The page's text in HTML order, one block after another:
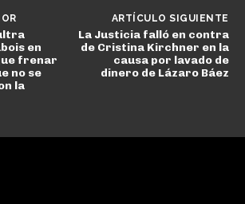
en
frenar
no se
la
ARTÍCULO SIGUIENTE
La Justicia falló en contra
de Cristina Kirchner en la
causa por lavado de
dinero de Lázaro Báez